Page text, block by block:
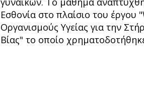
Εσθονία στο πλαίσιο του έργου
Οργανισμούς Υγείας για την
Βίας" το οποίο